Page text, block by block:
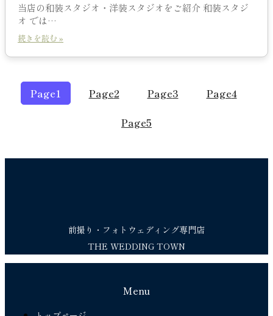
当店の和装スタジオ・洋装スタジオをご紹介 和装スタジ
オ では…
続きを読む »
Page1 Page2 Page3 Page4
Page5
前撮り・フォトウェディング専門店
THE WEDDING TOWN
Menu